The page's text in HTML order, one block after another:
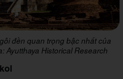
đền quan trọng bậc nhất của
Ayutthaya Historical Research